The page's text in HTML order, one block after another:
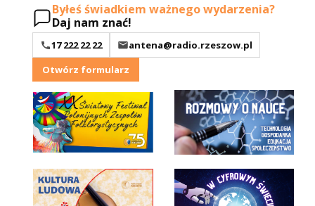
Byłeś świadkiem ważnego wydarzenia?
Daj nam znać!
17 222 22 22
antena@radio.rzeszow.pl
Otwórz formularz